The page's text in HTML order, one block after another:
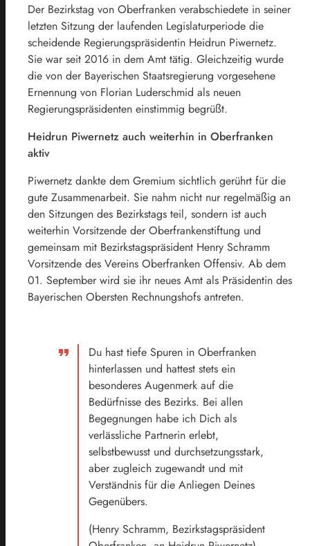
Der Bezirkstag von Oberfranken verabschiedete in seiner
letzten Sitzung der laufenden Legislaturperiode die
scheidende Regierungspräsidentin Heidrun Piwernetz.
Sie war seit 2016 in dem Amt tätig. Gleichzeitig wurde
die von der Bayerischen Staatsregierung vorgesehene
Ernennung von Florian Luderschmid als neuen
Regierungspräsidenten einstimmig begrüßt.
Heidrun Piwernetz auch weiterhin in Oberfranken
aktiv
Piwernetz dankte dem Gremium sichtlich gerührt für die
gute Zusammenarbeit. Sie nahm nicht nur regelmäßig an
den Sitzungen des Bezirkstags teil, sondern ist auch
weiterhin Vorsitzende der Oberfrankenstiftung und
gemeinsam mit Bezirkstagspräsident Henry Schramm
Vorsitzende des Vereins Oberfranken Offensiv. Ab dem
01. September wird sie ihr neues Amt als Präsidentin des
Bayerischen Obersten Rechnungshofs antreten.
Du hast tiefe Spuren in Oberfranken
hinterlassen und hattest stets ein
besonderes Augenmerk auf die
Bedürfnisse des Bezirks. Bei allen
Begegnungen habe ich Dich als
verlässliche Partnerin erlebt,
selbstbewusst und durchsetzungsstark,
aber zugleich zugewandt und mit
Verständnis für die Anliegen Deines
Gegenübers.
(Henry Schramm, Bezirkstagspräsident